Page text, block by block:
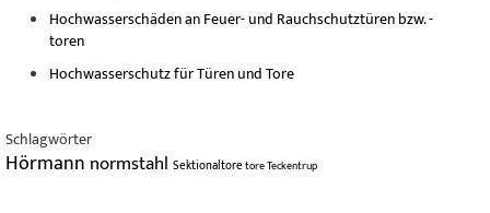
Hochwasserschäden an Feuer- und Rauchschutztüren bzw. -
toren
Hochwasserschutz für Türen und Tore
Schlagwörter
Hörmann normstahl SektionaltoretoreTeckentrup